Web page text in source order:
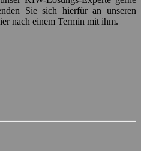
Sie sich hierfür an unseren
nach einem Termin mit ihm.